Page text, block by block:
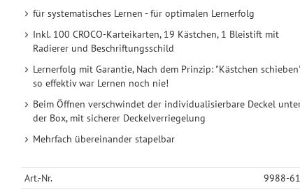
für systematisches Lernen - für optimalen Lernerfolg
Inkl. 100 CROCO-Karteikarten, 19 Kästchen, 1 Bleistift mit
Radierer und Beschriftungsschild
Lernerfolg mit Garantie, Nach dem Prinzip: "Kästchen
so effektiv war Lernen noch nie!
Beim Öffnen verschwindet der individualisierbare Deckel
der Box, mit sicherer Deckelverriegelung
Mehrfach übereinander stapelbar
Art.-Nr.
9988-